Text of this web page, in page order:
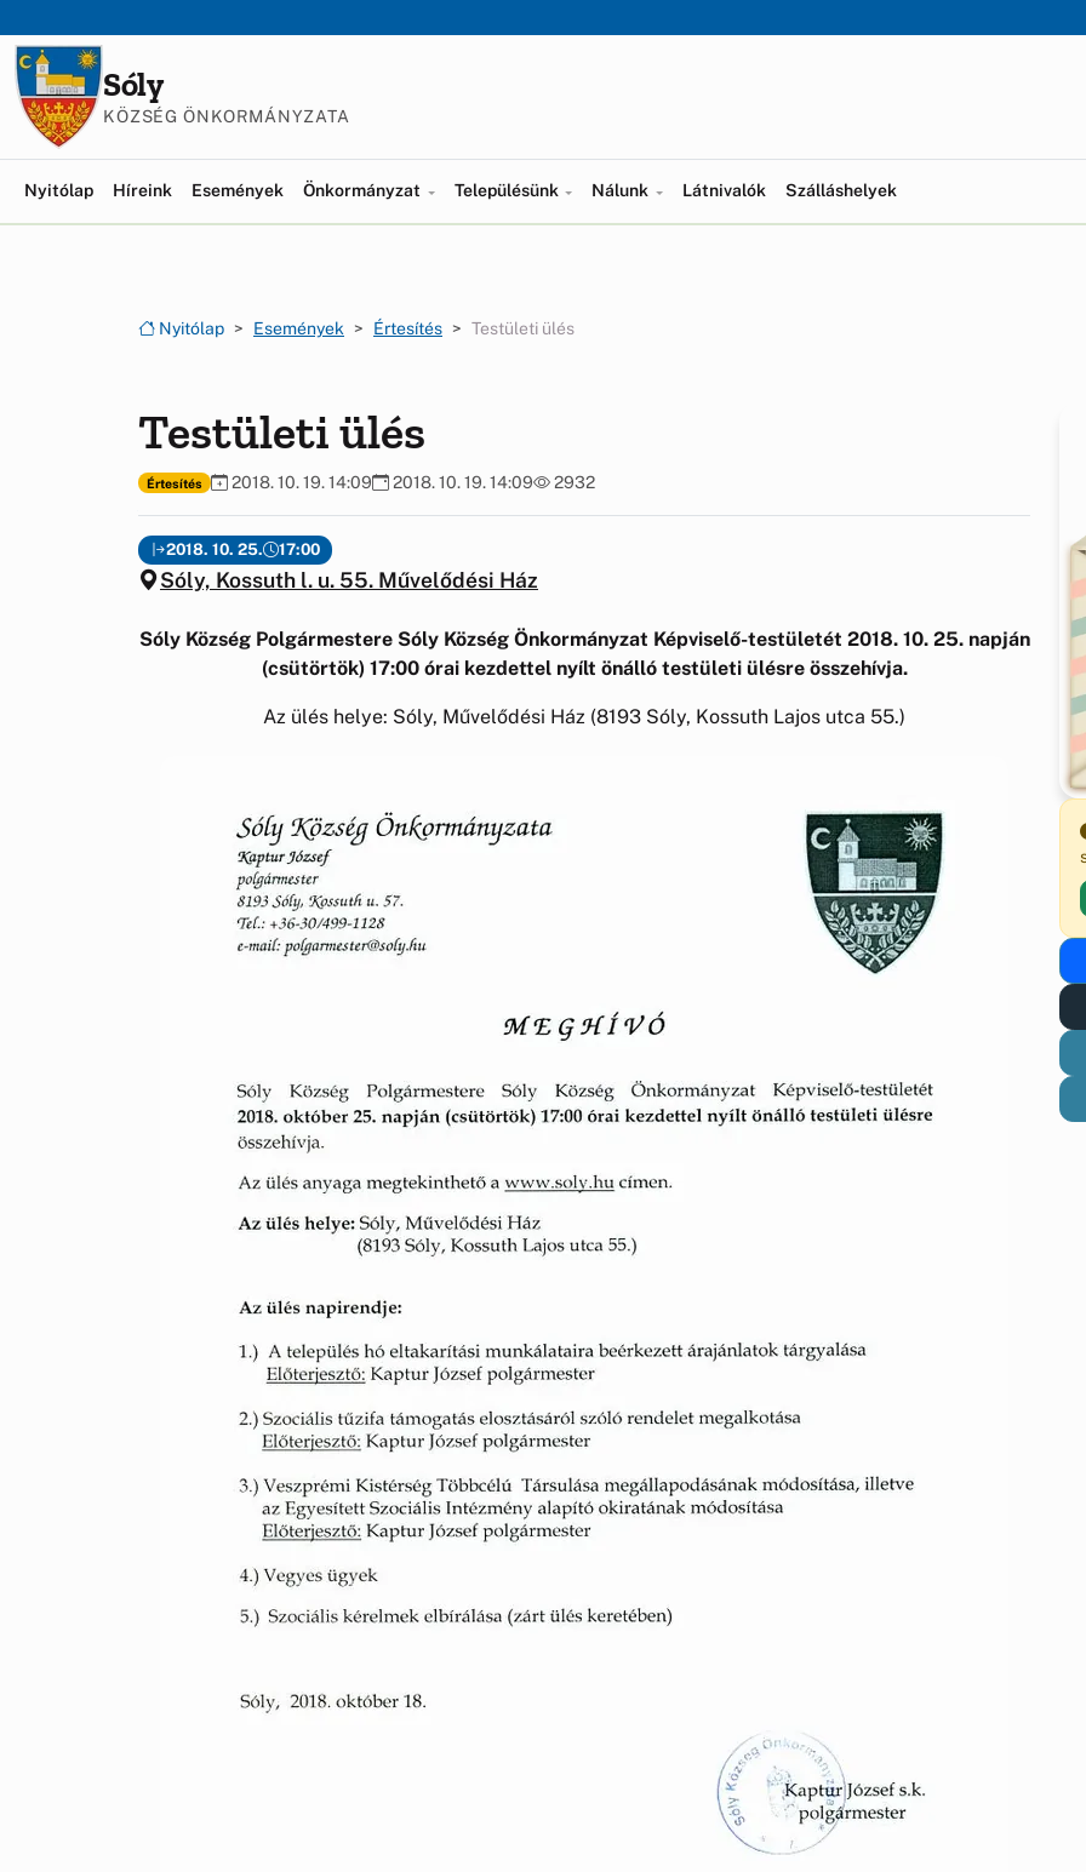
Sóly
KÖZSÉG ÖNKORMÁNYZATA
Nyitólap Híreink Események Önkormányzat Településünk Nálunk Látnivalók Szálláshelyek
Nyitólap Események Értesítés Testületi ülés
Testületi ülés
Értesítés 2018. 10. 19. 14:09 2018. 10. 19. 14:09 2932
2018. 10. 25. 17:00
Sóly, Kossuth l. u. 55. Művelődési Ház
Sóly Község Polgármestere Sóly Község Önkormányzat Képviselő-testületét 2018. 10. 25. napján
(csütörtök) 17:00 órai kezdettel nyílt önálló testületi ülésre összehívja.
Az ülés helye: Sóly, Művelődési Ház (8193 Sóly, Kossuth Lajos utca 55.)